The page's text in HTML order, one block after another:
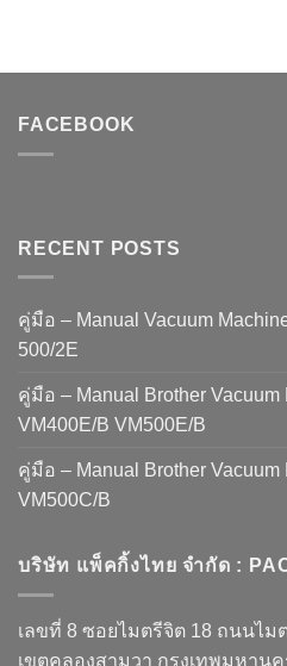
FACEBOOK
RECENT POSTS
คู่มือ – Manual Vacuum
500/2E
คู่มือ – Manual Brother Vacuum
VM400E/B VM500E/B
คู่มือ – Manual Brother Vacuum
VM500C/B
บริษัท แพ็คกิ้งไทย จำกัด :
เลขที่ 8 ซอยไมตรีจิต 18 ถนนไ
เขตคลองสามวา กรุงเทพมหานค